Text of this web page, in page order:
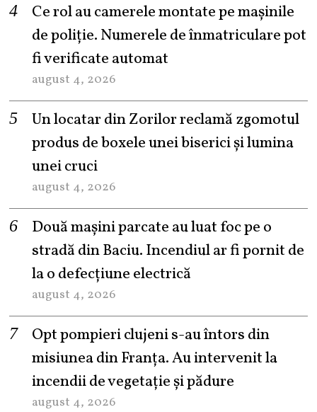
Ce rol au camerele montate pe mașinile
de poliție. Numerele de înmatriculare pot
fi verificate automat
august 4, 2026
Un locatar din Zorilor reclamă zgomotul
produs de boxele unei biserici și lumina
unei cruci
august 4, 2026
Două mașini parcate au luat foc pe o
stradă din Baciu. Incendiul ar fi pornit de
la o defecțiune electrică
august 4, 2026
Opt pompieri clujeni s-au întors din
misiunea din Franța. Au intervenit la
incendii de vegetație și pădure
august 4, 2026